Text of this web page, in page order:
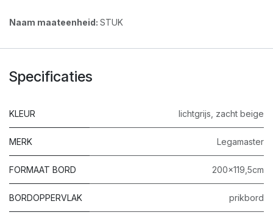
Naam maateenheid: STUK
Specificaties
KLEUR lichtgrijs zacht beige
MERK Legamaster
FORMAAT BORD 200x119,5cm
BORDOPPERVLAK prikbord